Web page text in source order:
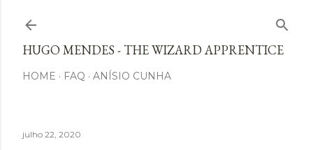
HUGO MENDES - THE WIZARD APPRENTICE
HOME FAQ ANÍSIO CUNHA
julho 22, 2020